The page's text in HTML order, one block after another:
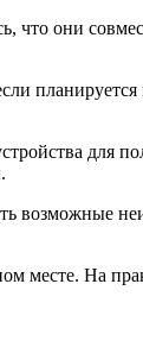
что они
планируется
для
возможные
месте. На